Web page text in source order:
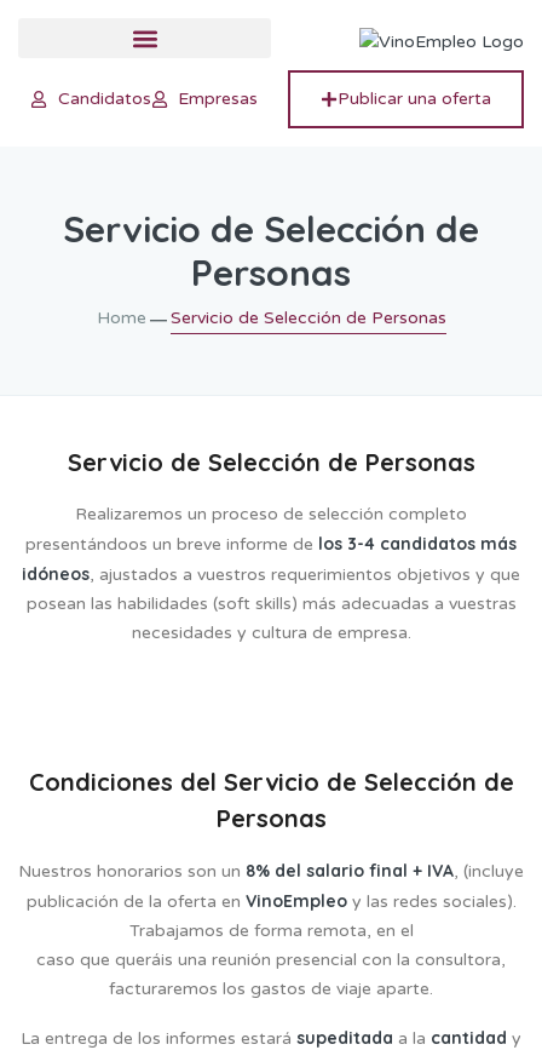
Candidatos Empresas Publicar una oferta
Servicio de Selección de
Personas
Home ― Servicio de Selección de Personas
Servicio de Selección de Personas
Realizaremos un proceso de selección completo
presentándoos un breve informe de los 3-4 candidatos más
idóneos, ajustados a vuestros requerimientos objetivos y que
posean las habilidades (soft skills) más adecuadas a vuestras
necesidades y cultura de empresa.
Condiciones del Servicio de Selección de
Personas
Nuestros honorarios son un 8% del salario final + IVA, (incluye
publicación de la oferta en VinoEmpleoy las redes sociales).
Trabajamos de forma remota, en el
caso que queráis una reunión presencial con la consultora,
facturaremos los gastos de viaje aparte.
La entrega de los informes estará supeditada a la cantidad y